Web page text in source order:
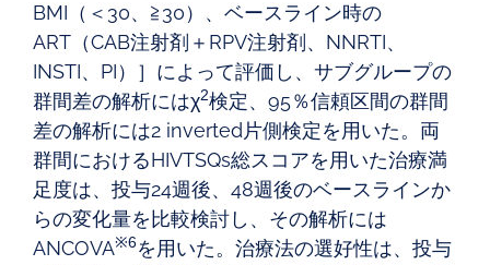
BMI（＜30、≧30）、ベースライン時の
ART（CAB注射剤＋RPV注射剤、NNRTI、
INSTI、PI）］によって評価し、サブグループの
群間差の解析にはχ2検定、95％信頼区間の群間
差の解析には2 inverted片側検定を用いた。両
群間におけるHIVTSQs総スコアを用いた治療満
足度は、投与24週後、48週後のベースラインか
らの変化量を比較検討し、その解析には
ANCOVA※6を用いた。治療法の選好性は、投与